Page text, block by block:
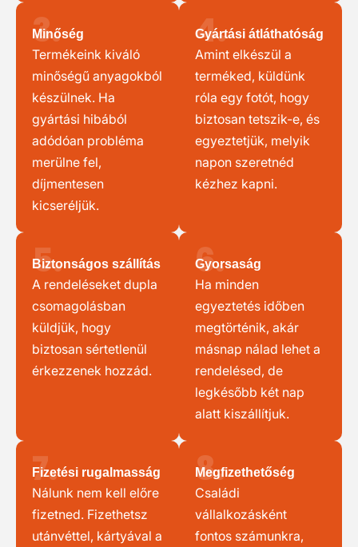
3.
Minőség
Termékeink kiváló
minőségű anyagokból
készülnek. Ha
gyártási hibából
adódóan probléma
merülne fel,
díjmentesen
kicseréljük.
4.
Gyártási átláthatóság
Amint elkészül a
terméked, küldünk
róla egy fotót, hogy
biztosan tetszik-e, és
egyeztetjük, melyik
napon szeretnéd
kézhez kapni.
5.
Biztonságos szállítás
A rendeléseket dupla
csomagolásban
küldjük, hogy
biztosan sértetlenül
érkezzenek hozzád.
6.
Gyorsaság
Ha minden
egyeztetés időben
megtörténik, akár
másnap nálad lehet a
rendelésed, de
legkésőbb két nap
alatt kiszállítjuk.
7.
Fizetési rugalmasság
Nálunk nem kell előre
fizetned. Fizethetsz
utánvéttel, kártyával a
8.
Megfizethetőség
Családi
vállalkozásként
fontos számunkra,